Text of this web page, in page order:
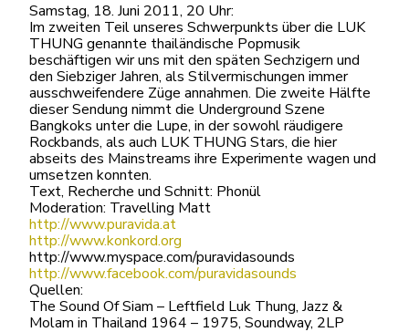
Samstag, 18. Juni 2011, 20 Uhr:
Im zweiten Teil unseres Schwerpunkts über die LUK
THUNG genannte thailändische Popmusik
beschäftigen wir uns mit den späten Sechzigern und
den Siebziger Jahren, als Stilvermischungen immer
ausschweifendere Züge annahmen. Die zweite Hälfte
dieser Sendung nimmt die Underground Szene
Bangkoks unter die Lupe, in der sowohl räudigere
Rockbands, als auch LUK THUNG Stars, die hier
abseits des Mainstreams ihre Experimente wagen und
umsetzen konnten.
Text, Recherche und Schnitt: Phonül
Moderation: Travelling Matt
http://www.puravida.at
http://www.konkord.org
http://www.myspace.com/puravidasounds
http://www.facebook.com/puravidasounds
Quellen:
The Sound Of Siam – Leftfield Luk Thung, Jazz &
Molam in Thailand 1964 – 1975, Soundway, 2LP